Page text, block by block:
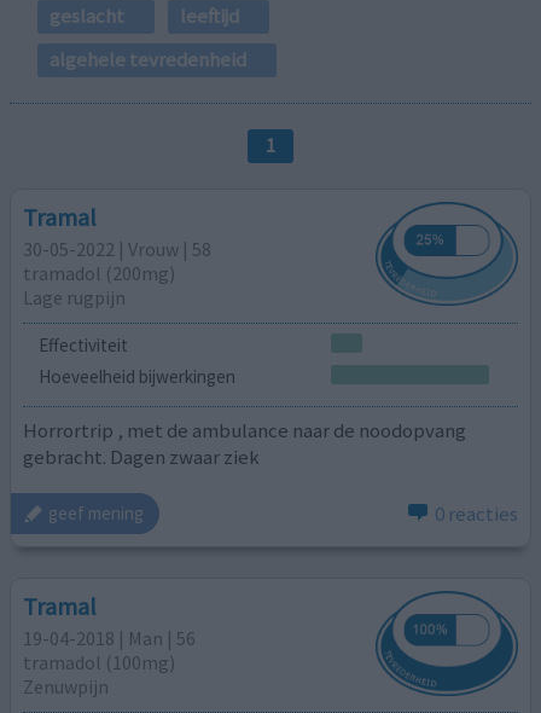
geslacht
leeftijd
algehele tevredenheid
1
Tramal
30-05-2022 | Vrouw | 58
tramadol (200mg)
Lage rugpijn
Effectiviteit
Hoeveelheid bijwerkingen
Horrortrip , met de ambulance naar de noodopvang
gebracht. Dagen zwaar ziek
geef mening 0 reacties
Tramal
19-04-2018 | Man | 56
tramadol (100mg)
Zenuwpijn